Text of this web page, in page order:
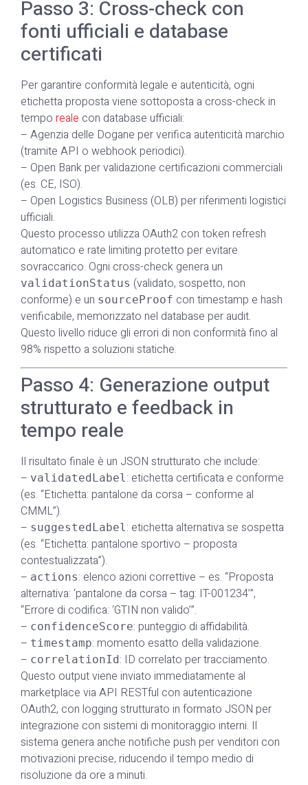
Passo 3: Cross-check con
fonti ufficiali e database
certificati
Per garantire conformità legale e autenticità, ogni
etichetta proposta viene sottoposta a cross-check in
tempo reale con database ufficiali:
– Agenzia delle Dogane per verifica autenticità marchio
(tramite API o webhook periodici).
– Open Bank per validazione certificazioni commerciali
(es. CE, ISO).
– Open Logistics Business (OLB) per riferimenti logistici
ufficiali.
Questo processo utilizza OAuth2 con token refresh
automatico e rate limiting protetto per evitare
sovraccarico. Ogni cross-check genera un
validationStatus (validato, sospetto, non
conforme) e un sourceProof con timestamp e hash
verificabile, memorizzato nel database per audit.
Questo livello riduce gli errori di non conformità fino al
98% rispetto a soluzioni statiche.
Passo 4: Generazione output
strutturato e feedback in
tempo reale
Il risultato finale è un JSON strutturato che include:
– validatedLabel: etichetta certificata e conforme
(es. “Etichetta: pantalone da corsa – conforme al
CMML”).
– suggestedLabel: etichetta alternativa se sospetta
(es. “Etichetta: pantalone sportivo – proposta
contestualizzata”).
– actions: elenco azioni correttive – es. “Proposta
alternativa: ‘pantalone da corsa – tag: IT-001234’”,
“Errore di codifica: ‘GTIN non valido’”.
– confidenceScore: punteggio di affidabilità.
– timestamp: momento esatto della validazione.
– correlationId: ID correlato per tracciamento.
Questo output viene inviato immediatamente al
marketplace via API RESTful con autenticazione
OAuth2, con logging strutturato in formato JSON per
integrazione con sistemi di monitoraggio interni. Il
sistema genera anche notifiche push per venditori con
motivazioni precise, riducendo il tempo medio di
risoluzione da ore a minuti.